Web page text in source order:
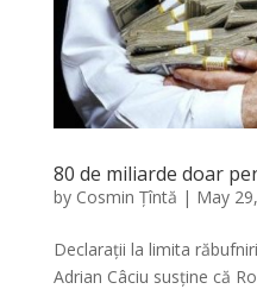
80 de miliarde doar
by Cosmin Țîntă | May
Declarații la limita
Adrian Câciu susține că